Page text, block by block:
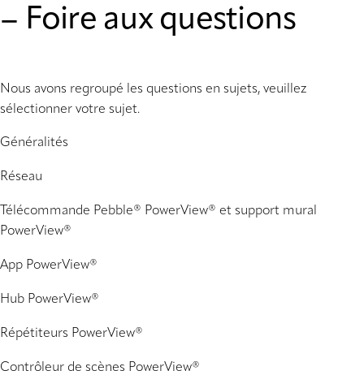
– Foire aux questions
Nous avons regroupé les questions en sujets, veuillez
sélectionner votre sujet.
Généralités
Réseau
Télécommande Pebble® PowerView® et support mural
PowerView®
App PowerView®
Hub PowerView®
Répétiteurs PowerView®
Contrôleur de scènes PowerView®